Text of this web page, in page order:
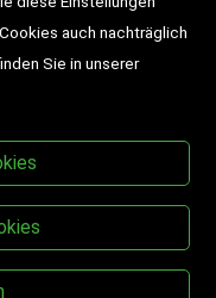
auch nachträglich
Sie in unserer